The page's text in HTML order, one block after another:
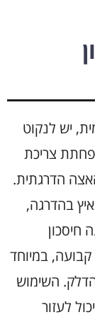
יש לנקוט
צריכת
הדרגתית.
בהדרגה,
במיוחד
השימוש
לעזור